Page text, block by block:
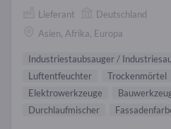
Lieferant
Deutschland
Asien, Afrika, Europa
Industriestaubsauger /
Luftentfeuchter
Trockenmörtel
Elektrowerkzeuge
Durchlaufmischer